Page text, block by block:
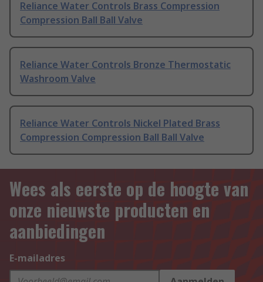
Reliance Water Controls Brass Compression
Compression Ball Ball Valve
Reliance Water Controls Bronze Thermostatic
Washroom Valve
Reliance Water Controls Nickel Plated Brass
Compression Compression Ball Ball Valve
Wees als eerste op de hoogte van
onze nieuwste producten en
aanbiedingen
E-mailadres